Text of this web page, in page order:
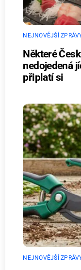
NEJNOVĚJŠÍ
Některé
nedojedená
připlatí si
NEJNOVĚJŠÍ